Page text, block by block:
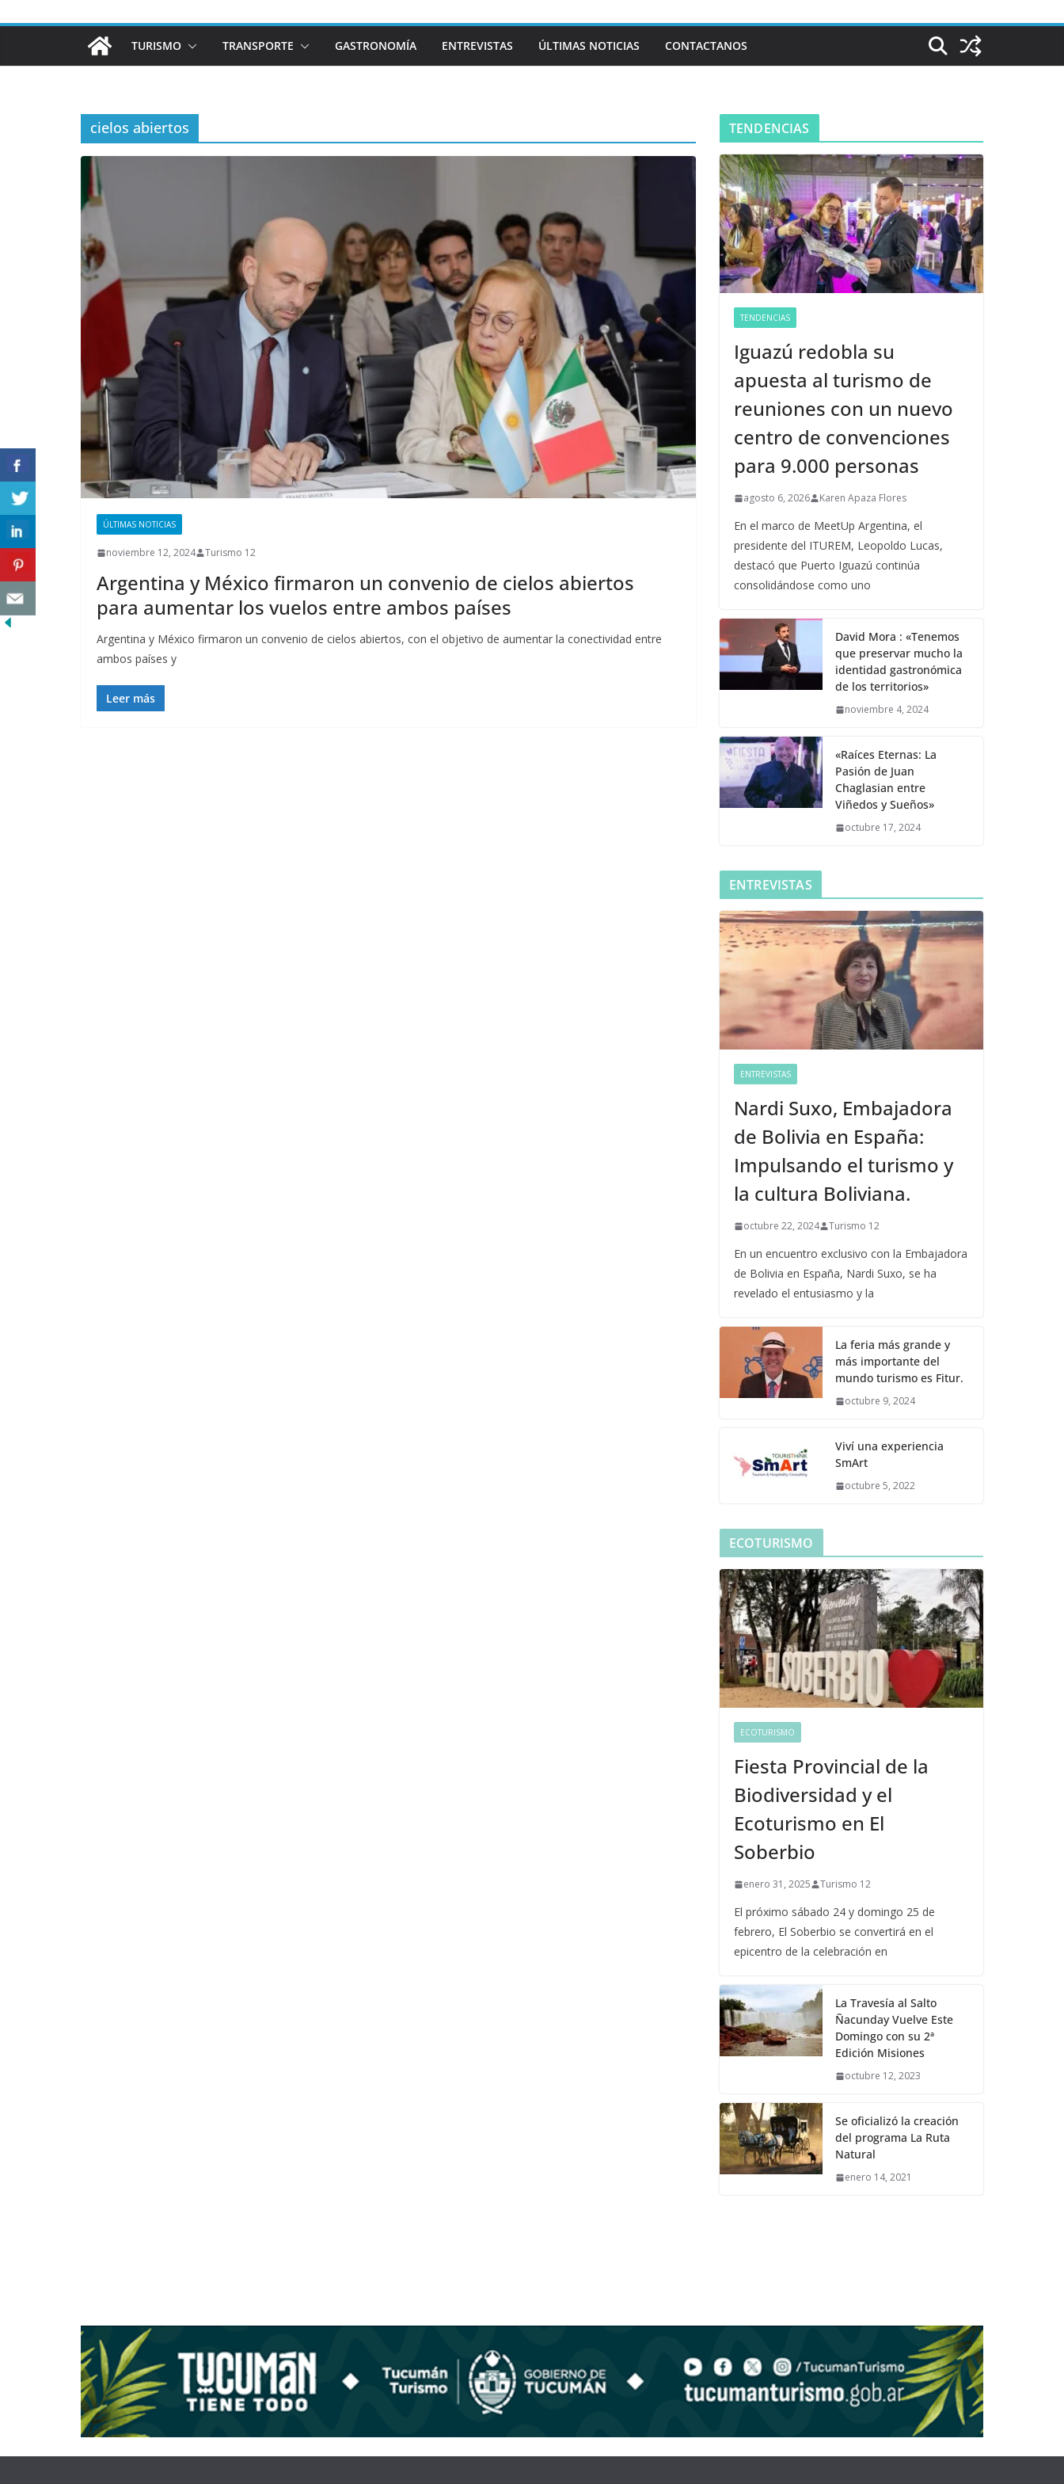
TURISMO TRANSPORTE GASTRONOMÍA ENTREVISTAS ÚLTIMAS NOTICIAS CONTACTANOS
cielos abiertos
ÚLTIMAS NOTICIAS
noviembre 12, 2024 Turismo 12
Argentina y México firmaron un convenio de cielos abiertos
para aumentar los vuelos entre ambos países
Argentina y México firmaron un convenio de cielos abiertos, con el objetivo de aumentar la conectividad entre
ambos países y
Leer más
TENDENCIAS
TENDENCIAS
Iguazú redobla su
apuesta al turismo de
reuniones con un nuevo
centro de convenciones
para 9.000 personas
agosto 6, 2026 Karen Apaza Flores
En el marco de MeetUp Argentina, el
presidente del ITUREM, Leopoldo Lucas,
destacó que Puerto Iguazú continúa
consolidándose como uno
David Mora : «Tenemos
que preservar mucho la
identidad gastronómica
de los territorios»
noviembre 4, 2024
«Raíces Eternas: La
Pasión de Juan
Chaglasian entre
Viñedos y Sueños»
octubre 17, 2024
ENTREVISTAS
ENTREVISTAS
Nardi Suxo, Embajadora
de Bolivia en España:
Impulsando el turismo y
la cultura Boliviana.
octubre 22, 2024 Turismo 12
En un encuentro exclusivo con la Embajadora
de Bolivia en España, Nardi Suxo, se ha
revelado el entusiasmo y la
La feria más grande y
más importante del
mundo turismo es Fitur.
octubre 9, 2024
Viví una experiencia
SmArt
octubre 5, 2022
ECOTURISMO
ECOTURISMO
Fiesta Provincial de la
Biodiversidad y el
Ecoturismo en El
Soberbio
enero 31, 2025 Turismo 12
El próximo sábado 24 y domingo 25 de
febrero, El Soberbio se convertirá en el
epicentro de la celebración en
La Travesía al Salto
Ñacunday Vuelve Este
Domingo con su 2ª
Edición Misiones
octubre 12, 2023
Se oficializó la creación
del programa La Ruta
Natural
enero 14, 2021